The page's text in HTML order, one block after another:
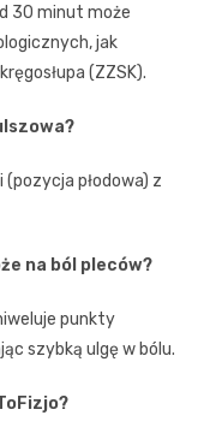
30 minut może
jak
(ZZSK).
płodowa) z
na ból pleców?
punkty
szybką ulgę w bólu.